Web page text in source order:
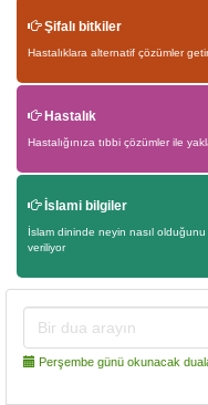
Şifalı bitkiler
Hastalıklara alternatif çözümler
Hastalık
Hastalığınıza tıbbi çözümler ile
İslami bilgiler
İslam dininde neyin nasıl
veriliyor
Perşembe günü okunacak